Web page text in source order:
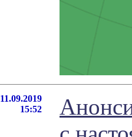
11.09.2019
15:52